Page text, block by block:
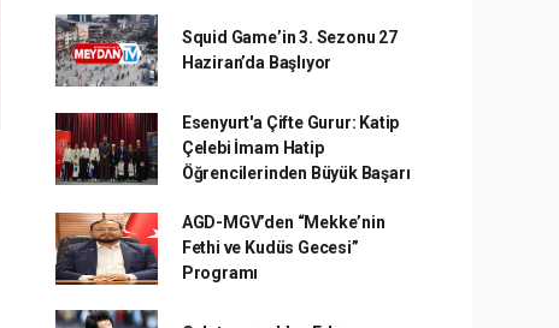
Squid Game’in 3. Sezonu 27
Haziran’da Başlıyor
Esenyurt'a Çifte Gurur: Katip
Çelebi İmam Hatip
Öğrencilerinden Büyük Başarı
AGD-MGV’den “Mekke’nin
Fethi ve Kudüs Gecesi”
Programı